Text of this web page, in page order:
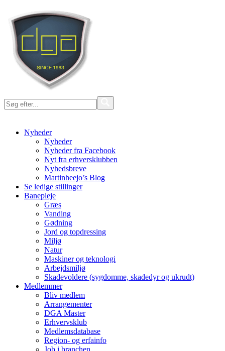
Nyheder
Nyheder
Nyheder fra Facebook
Nyt fra erhversklubben
Nyhedsbreve
Martinheejo’s Blog
Se ledige stillinger
Banepleje
Græs
Vanding
Gødning
Jord og topdressing
Miljø
Natur
Maskiner og teknologi
Arbejdsmiljø
Skadevoldere (sygdomme, skadedyr og ukrudt)
Medlemmer
Bliv medlem
Arrangementer
DGA Master
Erhvervsklub
Medlemsdatabase
Region- og erfainfo
Job i branchen